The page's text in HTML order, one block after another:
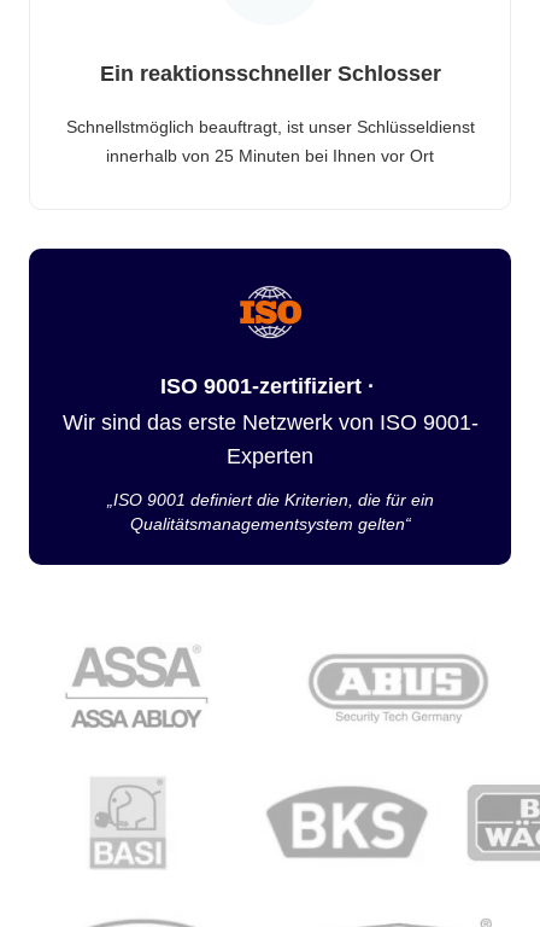
Ein reaktionsschneller Schlosser
Schnellstmöglich beauftragt, ist unser Schlüsseldienst
innerhalb von 25 Minuten bei Ihnen vor Ort
ISO 9001-zertifiziert ·
Wir sind das erste Netzwerk von ISO 9001-
Experten
„ISO 9001 definiert die Kriterien, die für ein
Qualitätsmanagementsystem gelten“